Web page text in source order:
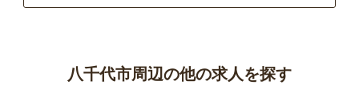
八千代市周辺の他の求人を探す